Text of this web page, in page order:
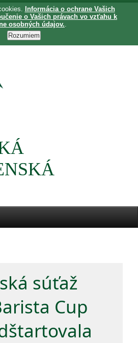
súťaž
Cup
Informácia o ochrane Vašich
o Vašich právach vo vzťahu k
osobných údajov..